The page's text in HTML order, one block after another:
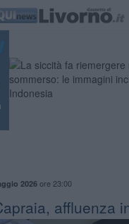
2026ore 23:00
affluenza